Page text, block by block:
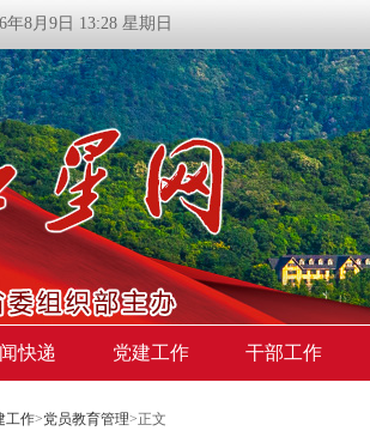
年8月9日 13:28 星期日
快递 党建工作 干部工作
工作>党员教育管理>正文